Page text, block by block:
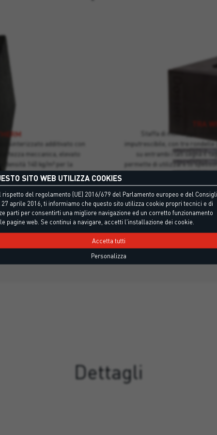
sinterizzato additivato con
sinterizzato additivato con
meccanica, elevato
densità 140 kg/m³ per la
correzione del ponte
finestre e come blocco di
o a pressione.
TRA
Staffa di montaggio in
TRA
Staffa di montaggio in
imputrescibile, con tre rondelle
su entrambi i lati segna il
permette di utilizzare lo
Consigliato per cardini e
Dettagli
SITO WEB UTILIZZA COOKIES
rispetto del regolamento (UE) 2016/679 del Parlamento europeo e del
27 aprile 2016, ti informiamo che questo sito utilizza cookie propri tecnici e di
parti per consentirti una migliore navigazione ed un corretto funzionamento
pagine web. Se continui a navigare, accetti l'installazione dei cookie.
Accetta tutti
Personalizza